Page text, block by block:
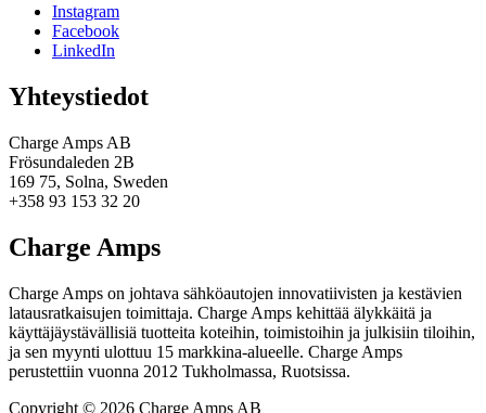
Instagram
Facebook
LinkedIn
Yhteystiedot
Charge Amps AB
Frösundaleden 2B
169 75, Solna, Sweden
+358 93 153 32 20
Charge Amps
Charge Amps on johtava sähköautojen innovatiivisten ja kestävien
latausratkaisujen toimittaja. Charge Amps kehittää älykkäitä ja
käyttäjäystävällisiä tuotteita koteihin, toimistoihin ja julkisiin tiloihin,
ja sen myynti ulottuu 15 markkina-alueelle. Charge Amps
perustettiin vuonna 2012 Tukholmassa, Ruotsissa.
Copyright © 2026 Charge Amps AB